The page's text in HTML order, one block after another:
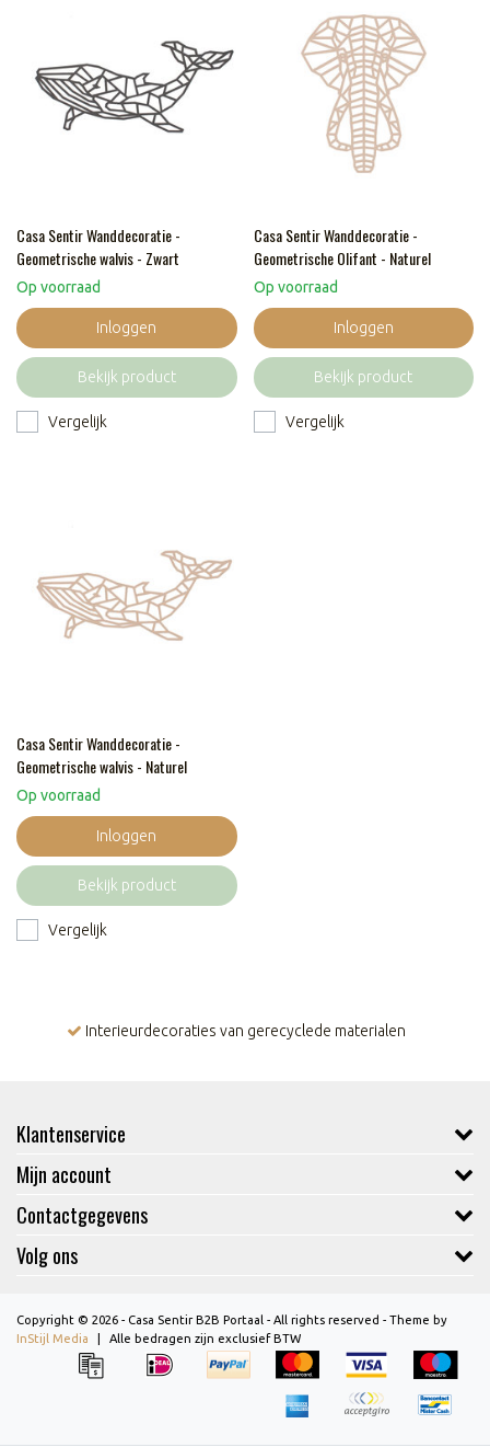
Casa Sentir Wanddecoratie -
Geometrische walvis - Zwart
Op voorraad
Inloggen
Bekijk product
Vergelijk
Casa Sentir Wanddecoratie -
Geometrische Olifant - Naturel
Op voorraad
Inloggen
Bekijk product
Vergelijk
Casa Sentir Wanddecoratie -
Geometrische walvis - Naturel
Op voorraad
Inloggen
Bekijk product
Vergelijk
Interieurdecoraties van gerecyclede materialen
Klantenservice
Mijn account
Contactgegevens
Volg ons
Copyright © 2026 - Casa Sentir B2B Portaal - All rights reserved - Theme by
InStijl Media
Alle bedragen zijn exclusief BTW